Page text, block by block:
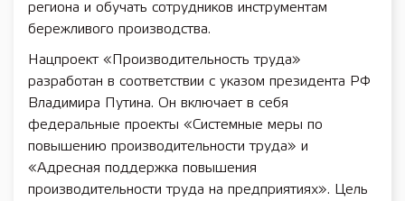
региона и обучать сотрудников инструментам
бережливого производства.
Нацпроект «Производительность труда»
разработан в соответствии с указом президента РФ
Владимира Путина. Он включает в себя
федеральные проекты «Системные меры по
повышению производительности труда» и
«Адресная поддержка повышения
производительности труда на предприятиях». Цель